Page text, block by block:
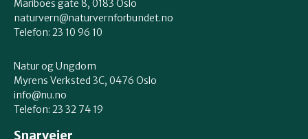
Mariboes gate 8, 0183 Oslo
naturvern@naturvernforbundet.no
Telefon: 23 10 96 10
Natur og Ungdom
Myrens Verksted 3C, 0476 Oslo
info@nu.no
Telefon: 23 32 74 19
Snarveier